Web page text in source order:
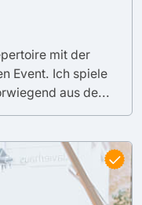
mit der
Event. Ich spiele
aus de...